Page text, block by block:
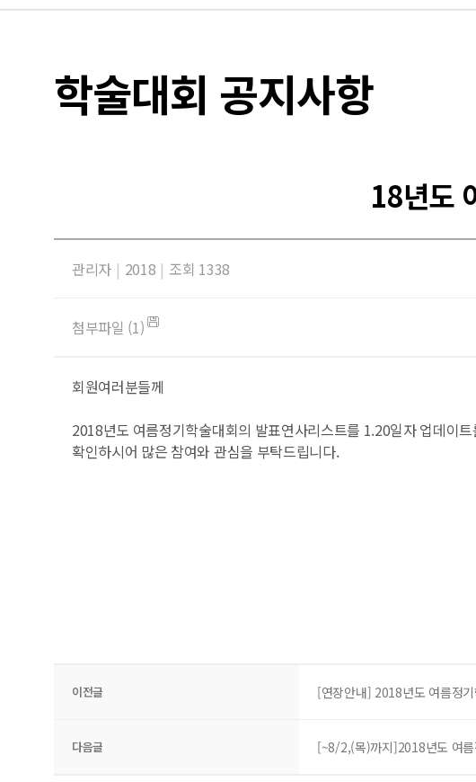
학술대회 공지사항
18년도
관리자 | 2018 | 조회 1338
첨부파일 (1)
회원여러분들께
2018년도 여름정기학술대회의 발표연사리스트를 1.20일자 업데이
확인하시어 많은 참여와 관심을 부탁드립니다.
이전글 [연장안내] 2018년도 여름정
다음글 [~8/2,(목)까지]2018년도 여